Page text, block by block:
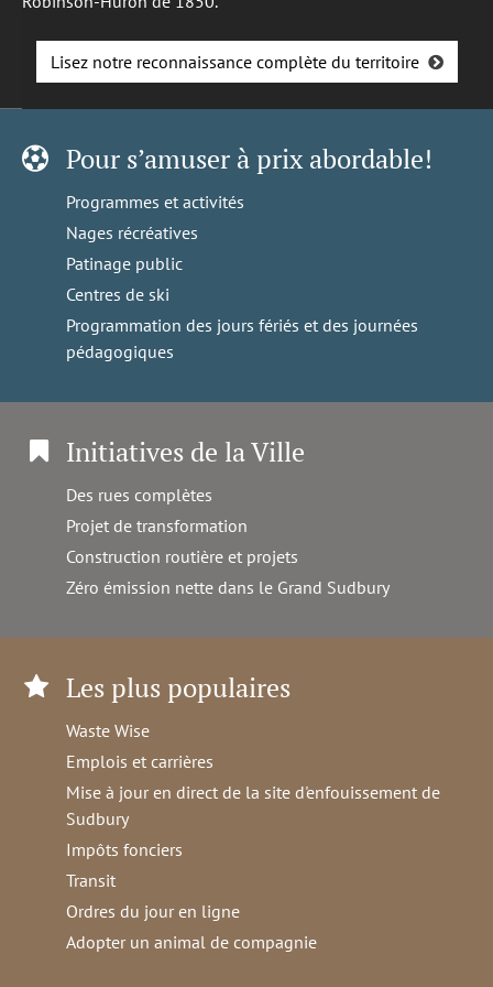
Lisez notre reconnaissance complète du territoire
Pour s’amuser à prix abordable!
Programmes et activités
Nages récréatives
Patinage public
Centres de ski
Programmation des jours fériés et des journées
pédagogiques
Initiatives de la Ville
Des rues complètes
Projet de transformation
Construction routière et projets
Zéro émission nette dans le Grand Sudbury
Les plus populaires
Waste Wise
Emplois et carrières
Mise à jour en direct de la site d'enfouissement de
Sudbury
Impôts fonciers
Transit
Ordres du jour en ligne
Adopter un animal de compagnie